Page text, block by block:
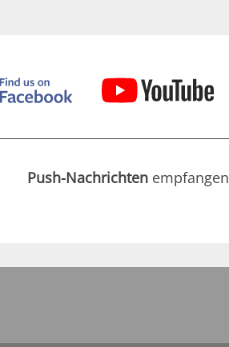
Push-Nachrichten empfangen